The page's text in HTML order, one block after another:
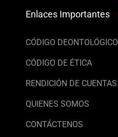
Enlaces Importantes
CÓDIGO DEONTOLÓGICO
CÓDIGO DE ÉTICA
RENDICIÓN DE CUENTAS
QUIENES SOMOS
CONTÁCTENOS